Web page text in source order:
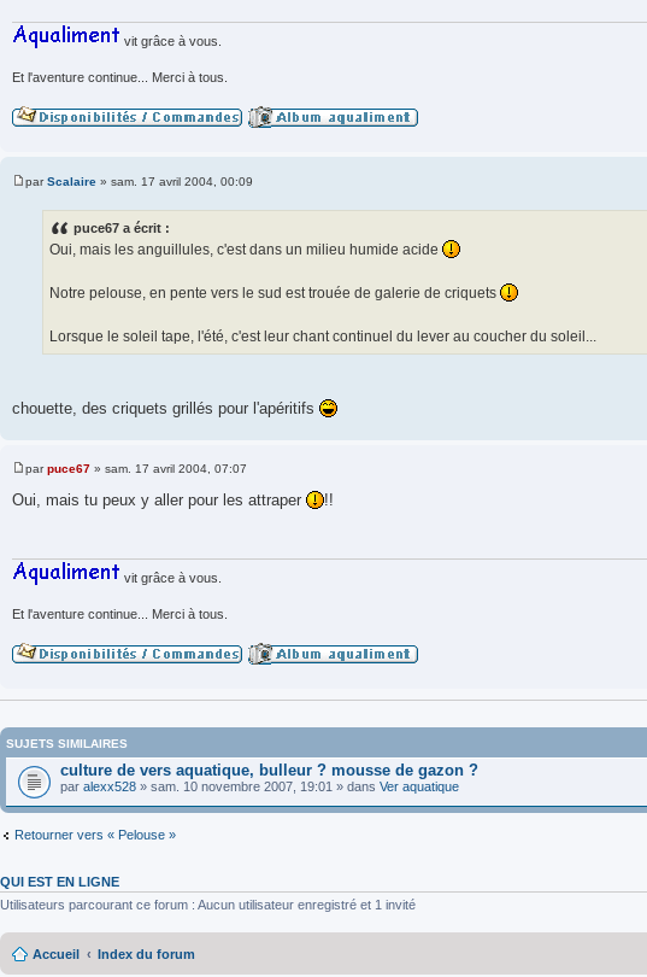
vit grâce à vous.
Et l'aventure continue... Merci à tous.
M
parScalaire » sam. 17 avril 2004, 00:09
puce67 a écrit :
Oui, mais les anguillules, c'est dans un milieu humide acide
Notre pelouse, en pente vers le sud est trouée de galerie de criquets
Lorsque le soleil tape, l'été, c'est leur chant continuel du lever au coucher du soleil...
chouette, des criquets grillés pour l'apéritifs
e
s
e
parpuce67 » sam. 17 avril 2004, 07:07
Oui, mais tu peux y aller pour les attraper !!
vit grâce à vous.
Et l'aventure continue... Merci à tous.
SUJETS SIMILAIRES
culture de vers aquatique, bulleur ? mousse de gazon ?
par alexx528 » sam. 10 novembre 2007, 19:01 » dans Ver aquatique
Retourner vers « Pelouse »
QUI EST EN LIGNE
Utilisateurs parcourant ce forum : Aucun utilisateur enregistré et 1 invité
Accueil Index du forum